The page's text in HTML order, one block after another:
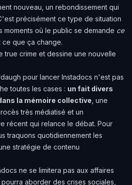
nouveau, un rebondissement qui
précisément ce type de situation
où le public se demande ce
que ça change.
true crime et dessine une nouvelle
pour lancer Instadocs n'est pas
toutes les cases : un fait divers
la mémoire collective , une
très médiatisé et un
récent qui relance le débat. Pour
traquons quotidiennement les
stratégie de contenu
ne se limitera pas aux affaires
aborder des crises sociales,